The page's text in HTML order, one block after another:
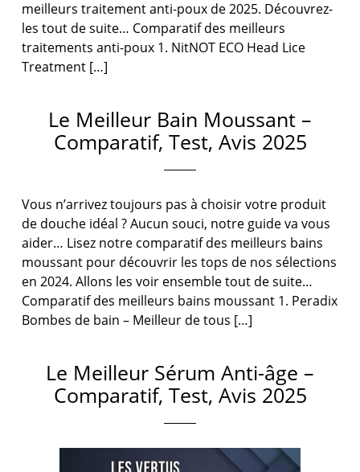
meilleurs traitement anti-poux de 2025. Découvrez-
les tout de suite… Comparatif des meilleurs
traitements anti-poux 1. NitNOT ECO Head Lice
Treatment […]
Le Meilleur Bain Moussant –
Comparatif, Test, Avis 2025
Vous n’arrivez toujours pas à choisir votre produit
de douche idéal ? Aucun souci, notre guide va vous
aider… Lisez notre comparatif des meilleurs bains
moussant pour découvrir les tops de nos sélections
en 2024. Allons les voir ensemble tout de suite…
Comparatif des meilleurs bains moussant 1. Peradix
Bombes de bain – Meilleur de tous […]
Le Meilleur Sérum Anti-âge –
Comparatif, Test, Avis 2025